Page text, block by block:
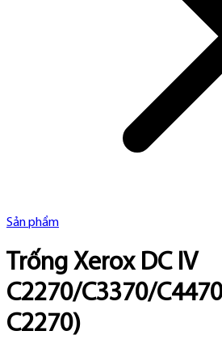
Sản phẩm
Trống Xerox DC IV
C2270/C3370/
C2270)